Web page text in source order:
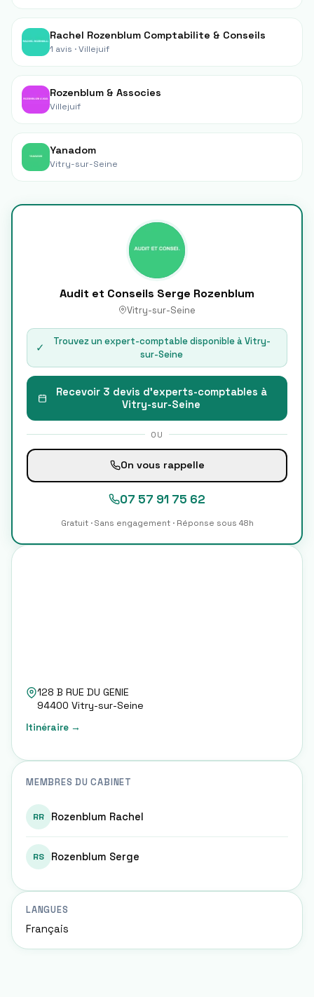
Rachel Rozenblum Comptabilite & Conseils
1 avis ·Villejuif
Rozenblum & Associes
Villejuif
Yanadom
Vitry-sur-Seine
Audit et Conseils Serge Rozenblum
Vitry-sur-Seine
✓ Trouvez un expert-comptable disponible àVitry-
sur-Seine
Recevoir 3 devis d'experts-comptables à
Vitry-sur-Seine
OU
On vous rappelle
07 57 91 75 62
Gratuit · Sans engagement · Réponse sous 48h
128 B RUE DU GENIE
94400 Vitry-sur-Seine
Itinéraire →
MEMBRES DU CABINET
RR Rozenblum Rachel
RS Rozenblum Serge
LANGUES
Français